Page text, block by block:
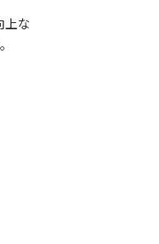
上な